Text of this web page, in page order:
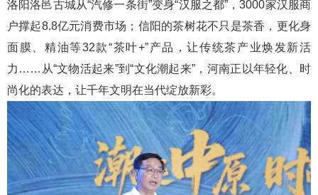
洛阳洛邑古城从“汽修一条街”变身“汉服之都”，3000家汉服商
户撑起8.8亿元消费市场；信阳的茶树花不只是茶香，更化身
面膜、精油等32款“茶叶+”产品，让传统茶产业焕发新活
力……从“文物活起来”到“文化潮起来”，河南正以年轻化、时
尚化的表达，让千年文明在当代绽放新彩。